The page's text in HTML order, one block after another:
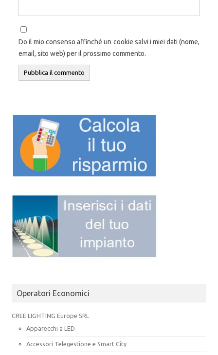
Do il mio consenso affinché un cookie salvi i miei dati (nome,
email, sito web) per il prossimo commento.
Operatori Economici
CREE LIGHTING Europe SRL
Apparecchi a LED
Accessori Telegestione e Smart City